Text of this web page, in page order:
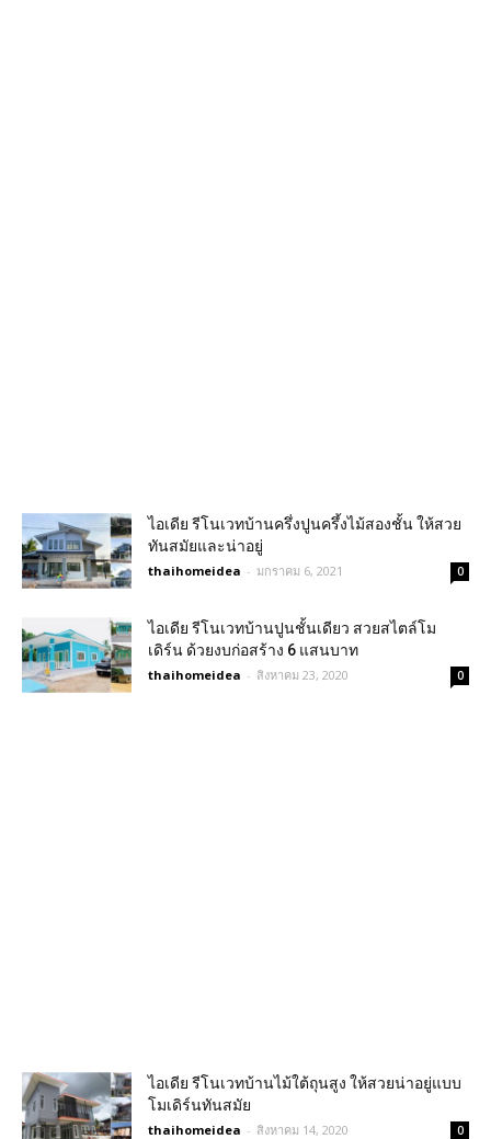
ไอเดีย รีโนเวทบ้านครึ่งปูนครึ้งไม้สองชั้น ให้สวย
ทันสมัยและน่าอยู่
thaihomeidea - มกราคม 6, 2021 0
ไอเดีย รีโนเวทบ้านปูนชั้นเดียว สวยสไตล์โม
เดิร์น ด้วยงบก่อสร้าง 6 แสนบาท
thaihomeidea - สิงหาคม 23, 2020 0
ไอเดีย รีโนเวทบ้านไม้ใต้ถุนสูง ให้สวยน่าอยู่แบบ
โมเดิร์นทันสมัย
thaihomeidea - สิงหาคม 14, 2020 0